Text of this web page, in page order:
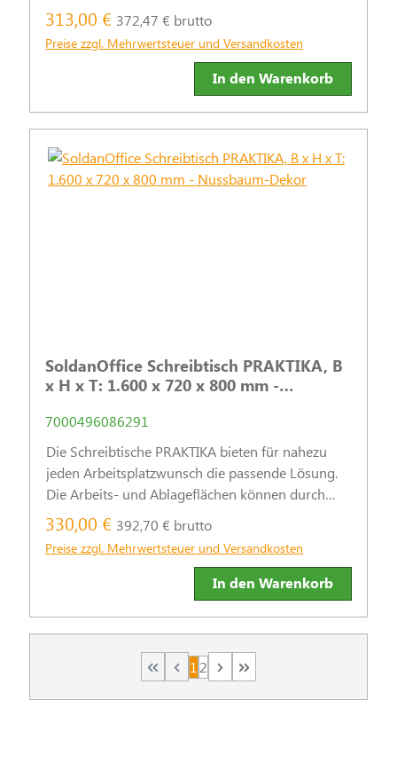
praktische Stand- und Rollcontainer sinnvoll
ergänzt werden.
313,00 € 372,47 € brutto
Preise zzgl. Mehrwertsteuer und Versandkosten
In den Warenkorb
SoldanOffice Schreibtisch PRAKTIKA, B
x H x T: 1.600 x 720 x 800 mm -
7000496086291
Die Schreibtische PRAKTIKA bieten für nahezu
jeden Arbeitsplatzwunsch die passende Lösung.
Die Arbeits- und Ablageflächen können durch
praktische Stand- und Rollcontainer sinnvoll
ergänzt werden.
330,00 € 392,70 € brutto
Preise zzgl. Mehrwertsteuer und Versandkosten
In den Warenkorb
Seite
1 Seite
2